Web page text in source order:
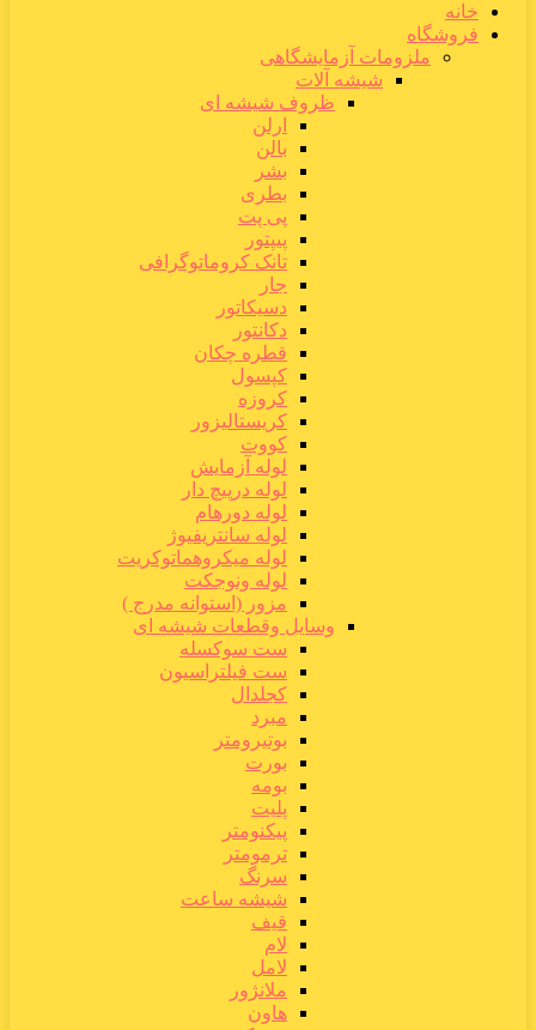
خانه
فروشگاه
ملزومات آزمایشگاهی
شیشه آلات
ظروف شیشه ای
ارلن
بالن
بشر
بطری
پی پت
پیپتور
تانک کروماتوگرافی
جار
دسیکاتور
دکانتور
قطره چکان
کپسول
کروزه
کریستالیزور
کووت
لوله آزمایش
لوله درپیچ دار
لوله دورهام
لوله سانتریفیوژ
لوله میکروهماتوکریت
لوله ونوجکت
مزور (استوانه مدرج )
وسایل وقطعات شیشه ای
ست سوکسله
ست فیلتراسیون
کجلدال
مبرد
بوتیرومتر
بورت
بومه
پلیت
پیکنومتر
ترمومتر
سرنگ
شیشه ساعت
قیف
لام
لامل
ملانژور
هاون